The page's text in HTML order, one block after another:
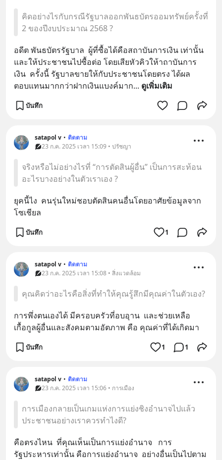
คิดอย่างไรกับกรณีรัฐบาลออกพันธบัตรออมทรัพย์ครั้งที่
2 ของปีงบประมาณ 2568 ?
อดีต​ พันธบัตรรัฐบาล​  ผู้ที่ซื้อได้คือ​สถาบันการเงิน​ เท่านั้น​
และให้ประชาชนไปซื้อต่อ​ โดยเสียหัวคิวให้าถาบันการ
เงิน​  ครั้งนี้​ รัฐบาลขายให้กับประชาชนโดยตรง​ ได้ผล
ตอบแทนมากกว่าฝากเงินแบงค์​มาก​... ดูเพิ่มเติม
บันทึก
satapol​ v • ติดตาม
23 ก.ค. 2025 เวลา 15:09 • ปรัชญา
จริงหรือไม่อย่างไรที่ “การตัดสินผู้อื่น” เป็นการสะท้อน
อะไรบางอย่างในตัวเราเอง ?
ยุคนี้ไง​  คนรุ่นใหม่ชอบตัดสินคนอื่นโดยอาศัยข้อมูลจาก
โซเชียล​
บันทึก 1
satapol​ v • ติดตาม
23 ก.ค. 2025 เวลา 15:08 • สิ่งแวดล้อม
คุณคิดว่าอะไรคือสิ่งที่ทำให้คุณรู้สึกมีคุณค่าในตัวเอง?
การพึ่งตนเองได้​ มีครอบครัวที่อบอุาน​  และช่วยเหลือ
เกื้อกูลผู้อื่นและสังคมตามอัตภาพ​ คือ​ คุณค่าที่ได้เกิดมา
บันทึก 1 1
satapol​ v • ติดตาม
23 ก.ค. 2025 เวลา 15:06 • การเมือง
การเมืองกลายเป็นเกมแห่งการแย่งชิงอำนาจไปแล้ว
ประชาชนอย่างเราควรทำไงดี?
คือตรงไหน​  ที่คุณเห็นเป็นการแย่งอำนาจ​   การ
รัฐประหารเท่านั้น​ คือ​การแย่งอำนา​จ​  อย่างอื่นเป็นไปตาม